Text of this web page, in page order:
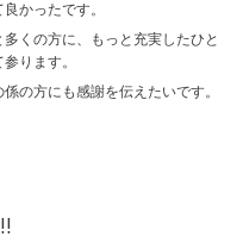
かったです。
くの方に、もっと充実したひと
ります。
の方にも感謝を伝えたいです。